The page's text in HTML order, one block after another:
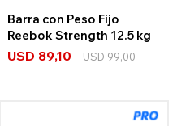
Barra con Peso Fijo
Reebok Strength 12.5 kg
USD 89,10 USD99,00